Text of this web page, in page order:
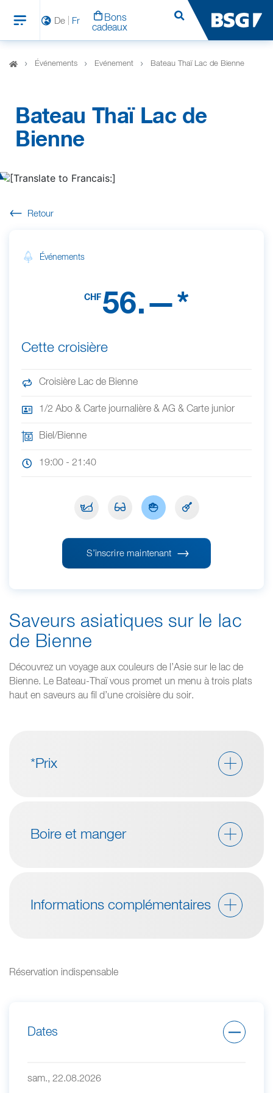
De Fr
Bons
cadeaux
Rechercher
Événements Evénement Bateau Thaï Lac de Bienne
Bateau Thaï Lac de
Bienne
Retour
Événements
CHF 56.—*
Cette croisière
Croisière Lac de Bienne
1/2 Abo & Carte journalière & AG & Carte junior
Biel/Bienne
19:00 - 21:40
S’inscrire maintenant
Saveurs asiatiques sur le lac
de Bienne
Découvrez un voyage aux couleurs de l’Asie sur le lac de
Bienne. Le Bateau-Thaï vous promet un menu à trois plats
haut en saveurs au fil d’une croisière du soir.
*Prix
Boire et manger
Informations complémentaires
Réservation indispensable
Dates
sam., 22.08.2026